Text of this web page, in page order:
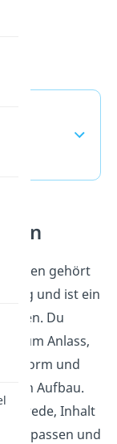
gehört
und ist ein
Du
zum Anlass,
Form und
Aufbau.
Anrede, Inhalt
und